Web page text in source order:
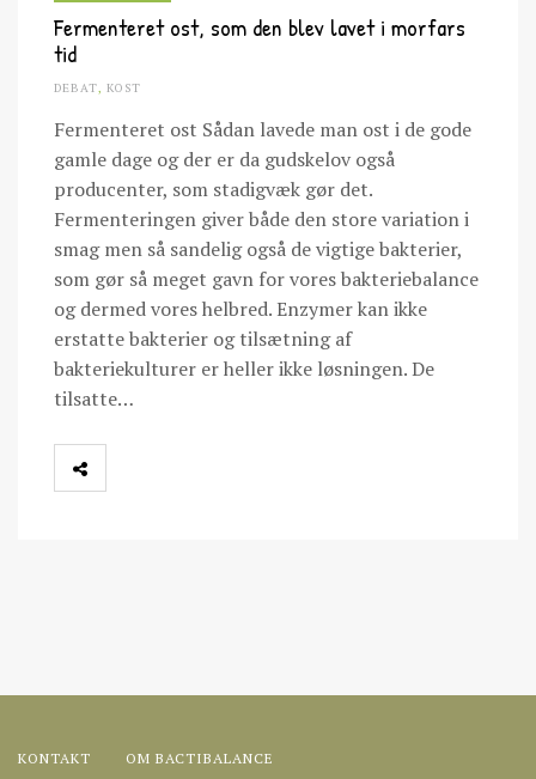
Fermenteret ost, som den blev lavet i morfars
tid
DEBAT, KOST
Fermenteret ost Sådan lavede man ost i de gode
gamle dage og der er da gudskelov også
producenter, som stadigvæk gør det.
Fermenteringen giver både den store variation i
smag men så sandelig også de vigtige bakterier,
som gør så meget gavn for vores bakteriebalance
og dermed vores helbred. Enzymer kan ikke
erstatte bakterier og tilsætning af
bakteriekulturer er heller ikke løsningen. De
tilsatte…
KONTAKT OM BACTIBALANCE